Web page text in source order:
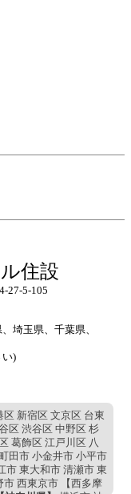
住設
27-5-105
埼玉県、千葉県、
い)
新宿区 文京区 台東
区 渋谷区 中野区 杉
葛飾区 江戸川区 八
田市 小金井市 小平市
市 東大和市 清瀬市 東
市 西東京市 【西多摩